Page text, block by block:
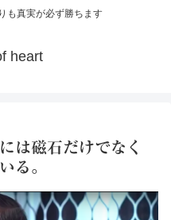
も真実が必ず勝ちます
heart
は磁石だけでなく
る。